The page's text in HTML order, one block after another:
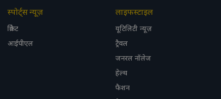
स्पोर्ट्स न्यूज़
क्रिकेट
आईपीएल
लाइफस्टाइल
यूटिलिटी न्यूज़
ट्रैवल
जनरल नॉलेज
हेल्थ
फैशन